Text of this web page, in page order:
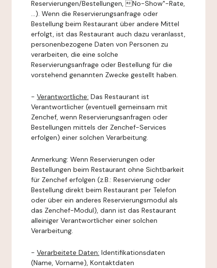
Reservierungen/Bestellungen, No-Show"-Rate,
...). Wenn die Reservierungsanfrage oder
Bestellung beim Restaurant über andere Mittel
erfolgt, ist das Restaurant auch dazu veranlasst,
personenbezogene Daten von Personen zu
verarbeiten, die eine solche
Reservierungsanfrage oder Bestellung für die
vorstehend genannten Zwecke gestellt haben.
- Verantwortliche: Das Restaurant ist
Verantwortlicher (eventuell gemeinsam mit
Zenchef, wenn Reservierungsanfragen oder
Bestellungen mittels der Zenchef-Services
erfolgen) einer solchen Verarbeitung.
Anmerkung: Wenn Reservierungen oder
Bestellungen beim Restaurant ohne Sichtbarkeit
für Zenchef erfolgen (z.B.: Reservierung oder
Bestellung direkt beim Restaurant per Telefon
oder über ein anderes Reservierungsmodul als
das Zenchef-Modul), dann ist das Restaurant
alleiniger Verantwortlicher einer solchen
Verarbeitung.
- Verarbeitete Daten: Identifikationsdaten
(Name, Vorname), Kontaktdaten